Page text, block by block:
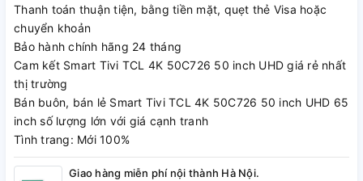
Thanh toán thuận tiện, bằng tiền mặt, quẹt thẻ Visa hoặc
chuyển khoản
Bảo hành chính hãng 24 tháng
Cam kết Smart Tivi TCL 4K 50C726 50 inch UHD giá rẻ nhất
thị trường
Bán buôn, bán lẻ Smart Tivi TCL 4K 50C726 50 inch UHD 65
inch số lượng lớn với giá cạnh tranh
Tình trang: Mới 100%
Giao hàng miễn phí nội thành Hà Nội.